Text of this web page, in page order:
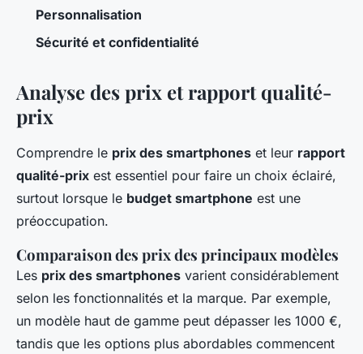
Personnalisation
Sécurité et confidentialité
Analyse des prix et rapport qualité-
prix
Comprendre le prix des smartphones et leur rapport
qualité-prix est essentiel pour faire un choix éclairé,
surtout lorsque le budget smartphone est une
préoccupation.
Comparaison des prix des principaux modèles
Les prix des smartphones varient considérablement
selon les fonctionnalités et la marque. Par exemple,
un modèle haut de gamme peut dépasser les 1000 €,
tandis que les options plus abordables commencent